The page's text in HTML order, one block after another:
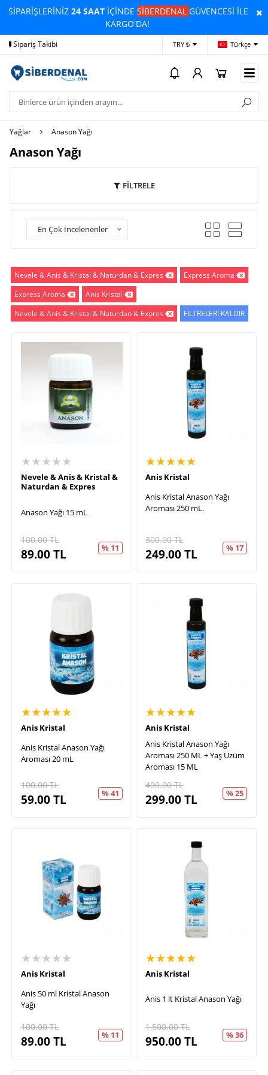
SİPARİŞLERİNİZ24 SAAT İÇİNDESİBERDENALGÜVENCESİ İLE
KARGO'DA!
Yardım Ödeme Bildirimi
TRY ₺ Türkçe
Yağlar Anason Yağı
Anason Yağı
FİLTRELE
En Çok İncelenenler
Nevele & Anis & Kristal & Naturdan & Expres
Express Aroma
Express Aroma
Anis Kristal
Nevele & Anis & Kristal & Naturdan & Expres
FİLTRELERİ KALDIR
★★★★★
Nevele & Anis & Kristal &
Naturdan & Expres
Anason Yağı 15 mL
100.00TL
89.00TL % 11
★★★★★
Anis Kristal
Anis Kristal Anason Yağı
Aroması 250 mL.
300.00TL
249.00TL % 17
★★★★★
Anis Kristal
Anis Kristal Anason Yağı
Aroması 20 mL
100.00TL
59.00TL % 41
★★★★★
Anis Kristal
Anis Kristal Anason Yağı
Aroması 250 ML + Yaş Üzüm
Aroması 15 ML
400.00TL
299.00TL % 25
★★★★★
Anis Kristal
Anis 50 ml Kristal Anason
Yağı
100.00TL
89.00TL % 11
★★★★★
Anis Kristal
Anis 1 lt Kristal Anason Yağı
1,500.00TL
950.00TL % 36